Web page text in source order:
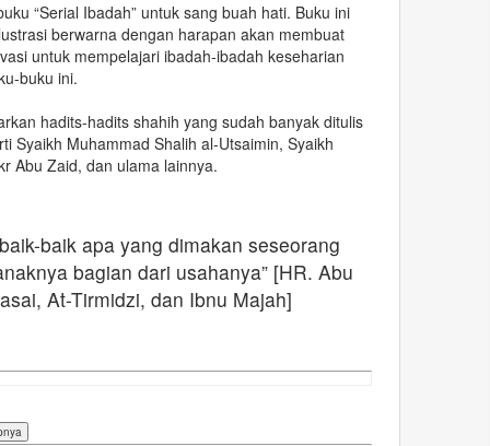
“Serial Ibadah” untuk sang buah hati. Buku ini
berwarna dengan harapan akan membuat
untuk mempelajari ibadah-ibadah keseharian
buku ini.
hadits-hadits shahih yang sudah banyak ditulis
Syaikh Muhammad Shalih al-Utsaimin, Syaikh
Abu Zaid, dan ulama lainnya.
baik apa yang dimakan seseorang
bagian dari usahanya” [HR. Abu
At-Tirmidzi, dan Ibnu Majah]